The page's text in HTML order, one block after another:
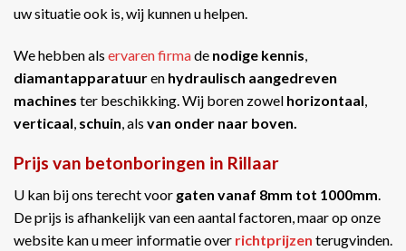
uw situatie ook is, wij kunnen u helpen.
We hebben als ervaren firmade nodige kennis
diamantapparatuuren hydraulisch aangedreven
machines ter beschikking. Wij boren zowel horizontaal
verticaal schuin , als van onder naar boven.
Prijs van betonboringen in Rillaar
U kan bij ons terecht voor gaten vanaf 8mm tot 1000mm.
De prijs is afhankelijk van een aantal factoren, maar op onze
website kan u meer informatie over richtprijzen terugvinden.